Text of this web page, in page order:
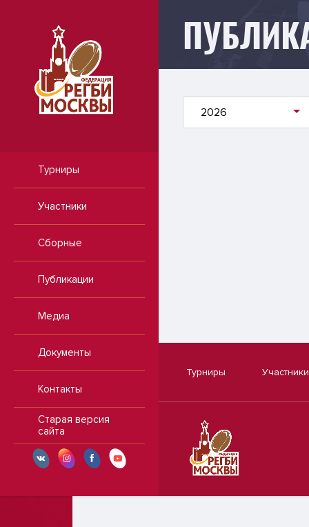
Турниры
Участники
Сборные
Публикации
Медиа
Документы
Контакты
Старая версия
сайта
Публикации
2026
Турниры Участники